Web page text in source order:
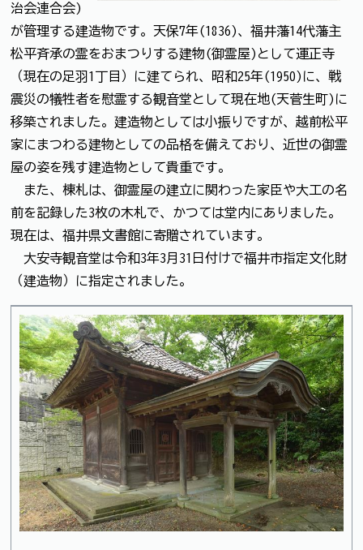
治会連合会)
が管理する建造物です。天保7年(1836)、福井藩14代藩主
松平斉承の霊をおまつりする建物(御霊屋)として運正寺
（現在の足羽1丁目）に建てられ、昭和25年(1950)に、戦
震災の犠牲者を慰霊する観音堂として現在地(天菅生町)に
移築されました。建造物としては小振りですが、越前松平
家にまつわる建物としての品格を備えており、近世の御霊
屋の姿を残す建造物として貴重です。
また、棟札は、御霊屋の建立に関わった家臣や大工の名
前を記録した3枚の木札で、かつては堂内にありました。
現在は、福井県文書館に寄贈されています。
大安寺観音堂は令和3年3月31日付けで福井市指定文化財
（建造物）に指定されました。